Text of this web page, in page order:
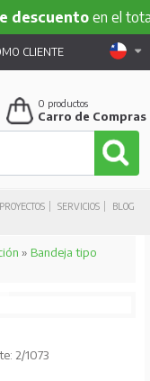
en el total de tu
PROYECTOS SERVICIOS
BLOG
CLIENTE
0 productos
Carro de Compras
» Bandeja tipo
2/1073